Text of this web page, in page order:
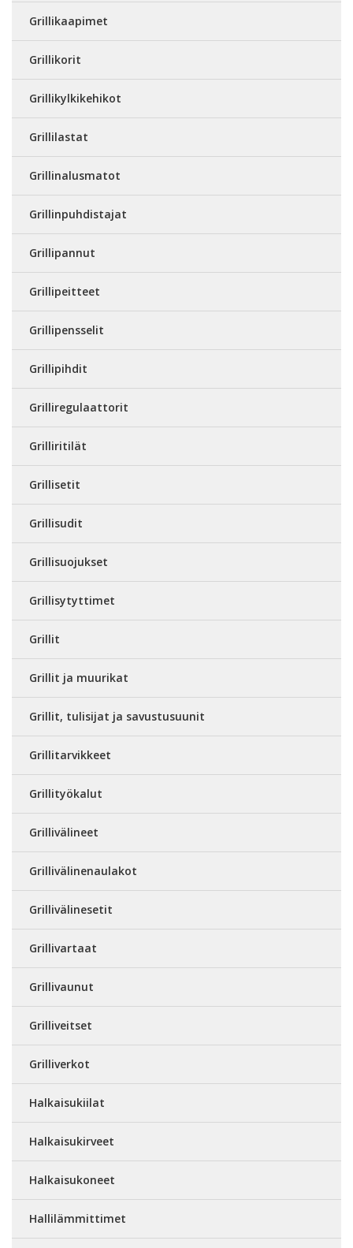
Grillikaapimet
Grillikorit
Grillikylkikehikot
Grillilastat
Grillinalusmatot
Grillinpuhdistajat
Grillipannut
Grillipeitteet
Grillipensselit
Grillipihdit
Grilliregulaattorit
Grilliritilät
Grillisetit
Grillisudit
Grillisuojukset
Grillisytyttimet
Grillit
Grillit ja muurikat
Grillit, tulisijat ja savustusuunit
Grillitarvikkeet
Grillityökalut
Grillivälineet
Grillivälinenaulakot
Grillivälinesetit
Grillivartaat
Grillivaunut
Grilliveitset
Grilliverkot
Halkaisukiilat
Halkaisukirveet
Halkaisukoneet
Hallilämmittimet